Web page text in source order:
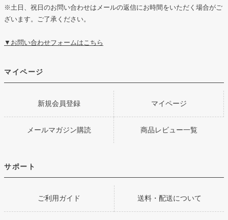
※土日、祝日のお問い合わせはメールの返信にお時間をいただく場合がご
ざいます。ご了承ください。
▼お問い合わせフォームはこちら
マイページ
新規会員登録 マイページ
メールマガジン購読 商品レビュー一覧
サポート
ご利用ガイド 送料・配送について